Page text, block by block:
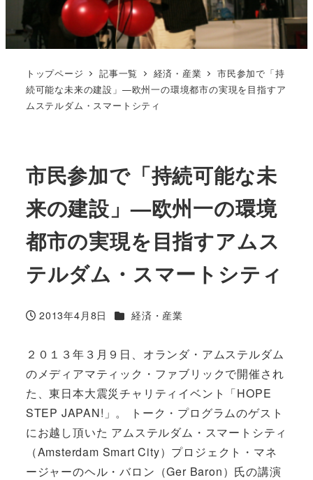
トップページ 記事一覧 経済・産業
市民参加で「持
続可能な未来の建設」—欧州一の環境都市の実現を目指すア
ムステルダム・スマートシティ
市民参加で「持続可能な未
来の建設」—欧州一の環境
都市の実現を目指すアムス
テルダム・スマートシティ
投稿日
2013年4月8日 カテゴリー
経済・産業
２０１３年３月９日、オランダ・アムステルダム
のメディアマティック・ファブリックで開催され
た、東日本大震災チャリティイベント「HOPE
STEP JAPAN!」。 トーク・プログラムのゲスト
にお越し頂いた アムステルダム・スマートシティ
（Amsterdam Smart City）プロジェクト・マネ
ージャーのヘル・バロン（Ger Baron）氏の講演